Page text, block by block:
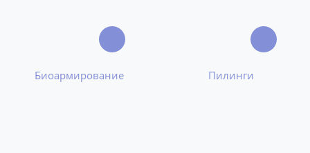
Биоармирование Пилинги